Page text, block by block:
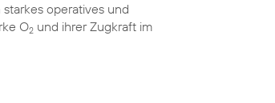
operatives und
O2 und ihrer Zugkraft im